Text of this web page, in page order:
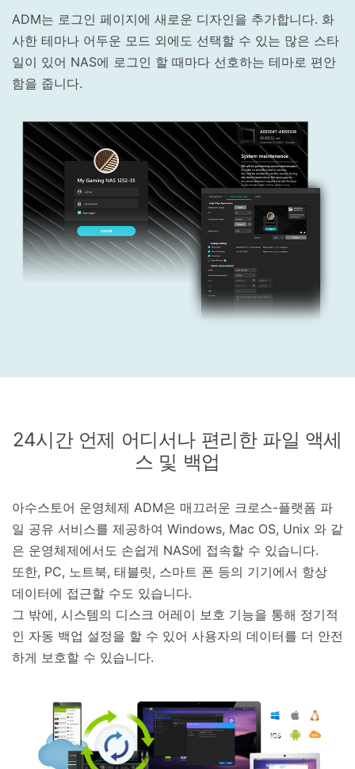
ADM는 로그인 페이지에 새로운 디자인을 추가합니다. 화
사한 테마나 어두운 모드 외에도 선택할 수 있는 많은 스타
일이 있어 NAS에 로그인 할 때마다 선호하는 테마로 편안
함을 줍니다.
24시간 언제 어디서나 편리한 파일 액세
스 및 백업
아수스토어 운영체제 ADM은 매끄러운 크로스-플랫폼 파
일 공유 서비스를 제공하여 Windows, Mac OS, Unix 와 같
은 운영체제에서도 손쉽게 NAS에 접속할 수 있습니다.
또한, PC, 노트북, 태블릿, 스마트 폰 등의 기기에서 항상
데이터에 접근할 수도 있습니다.
그 밖에, 시스템의 디스크 어레이 보호 기능을 통해 정기적
인 자동 백업 설정을 할 수 있어 사용자의 데이터를 더 안전
하게 보호할 수 있습니다.